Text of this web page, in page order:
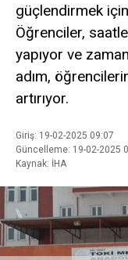
güçlendirmek için
Öğrenciler,
yapıyor ve
adım,
artırıyor.
Giriş: 19-02-2025 09:07
Güncelleme: 19-02-2025
Kaynak: İHA